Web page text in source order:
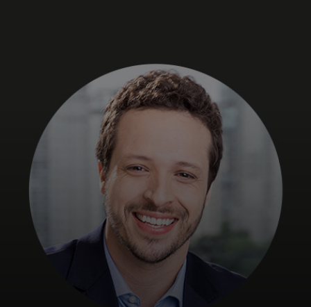
Dla świata
Dla innowatorów
Aktualności i trendy